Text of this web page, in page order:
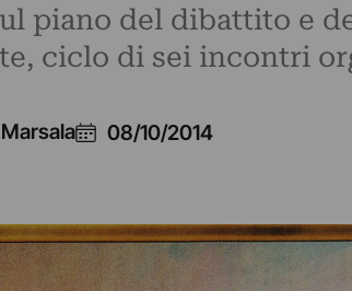
piano del dibattito e
ciclo di sei incontri
08/10/2014